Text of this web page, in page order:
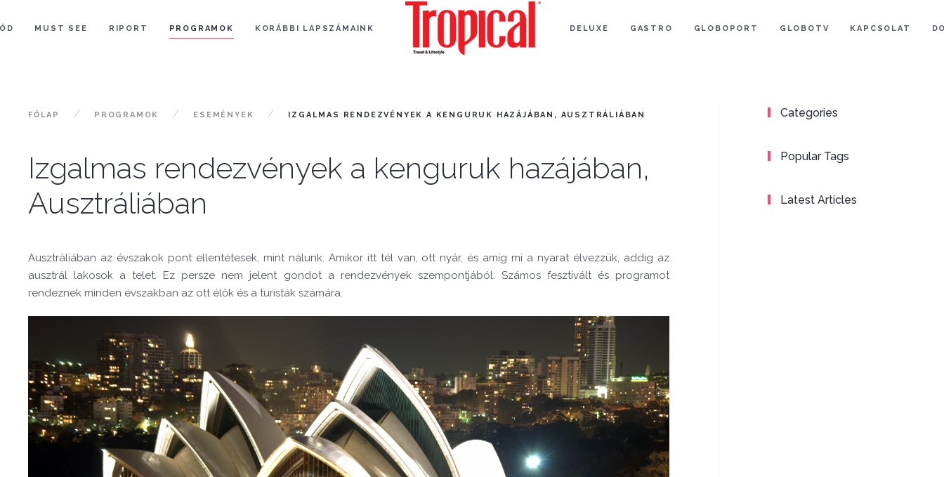
MUST SEE RIPORT PROGRAMOK KORÁBBI LAPSZÁMAINK DELUXE GASTRO GLOBOPORT GLOBOTV KAPCSOLAT
FŐLAP PROGRAMOK ESEMÉNYEK IZGALMAS RENDEZVÉNYEK A KENGURUK HAZÁJÁBAN, AUSZTRÁLIÁBAN
Izgalmas rendezvények a kenguruk hazájában,
Ausztráliában
Ausztráliában az évszakok pont ellentétesek, mint nálunk. Amikor itt tél van, ott nyár, és amíg mi a nyarat élvezzük, addig az
ausztrál lakosok a telet. Ez persze nem jelent gondot a rendezvények szempontjából. Számos fesztivált és programot
rendeznek minden évszakban az ott élők és a turisták számára.
Categories
Popular Tags
Latest Articles